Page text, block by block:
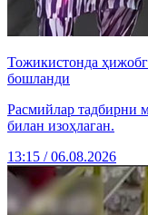
Тожикистонда
бошланди
Расмийлар тадбирни
билан изоҳлаган.
13:15 / 06.08.2026